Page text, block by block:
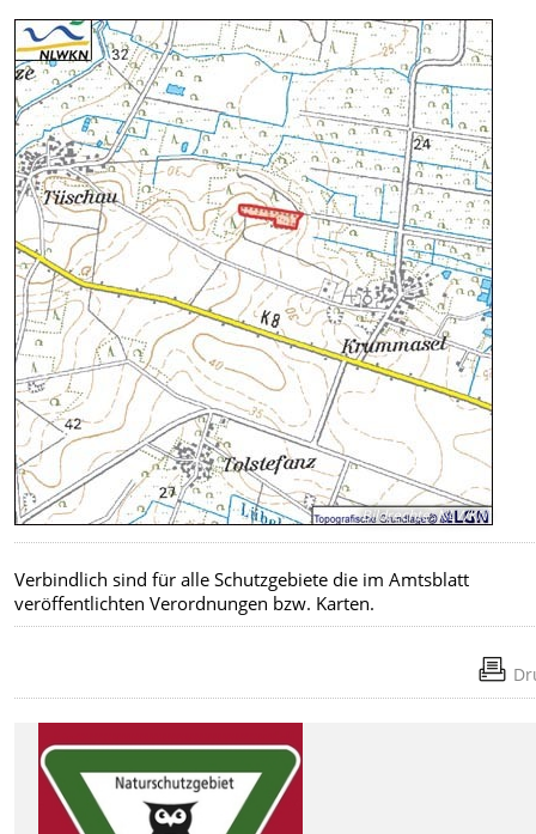
Bildrechte:NLWKN
Verbindlich sind für alle Schutzgebiete die im Amtsblatt
veröffentlichten Verordnungen bzw. Karten.